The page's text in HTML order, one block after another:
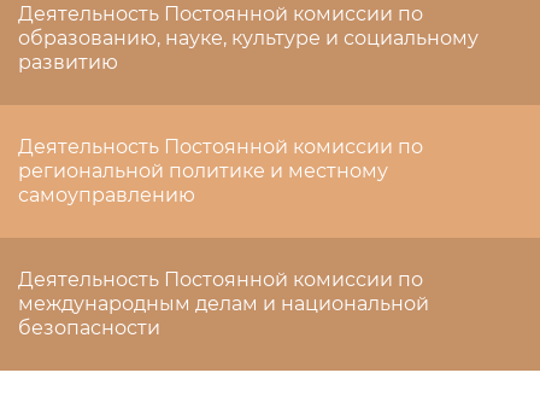
Деятельность Постоянной комиссии по
образованию, науке, культуре и социальному
развитию
Деятельность Постоянной комиссии по
региональной политике и местному
самоуправлению
Деятельность Постоянной комиссии по
международным делам и национальной
безопасности